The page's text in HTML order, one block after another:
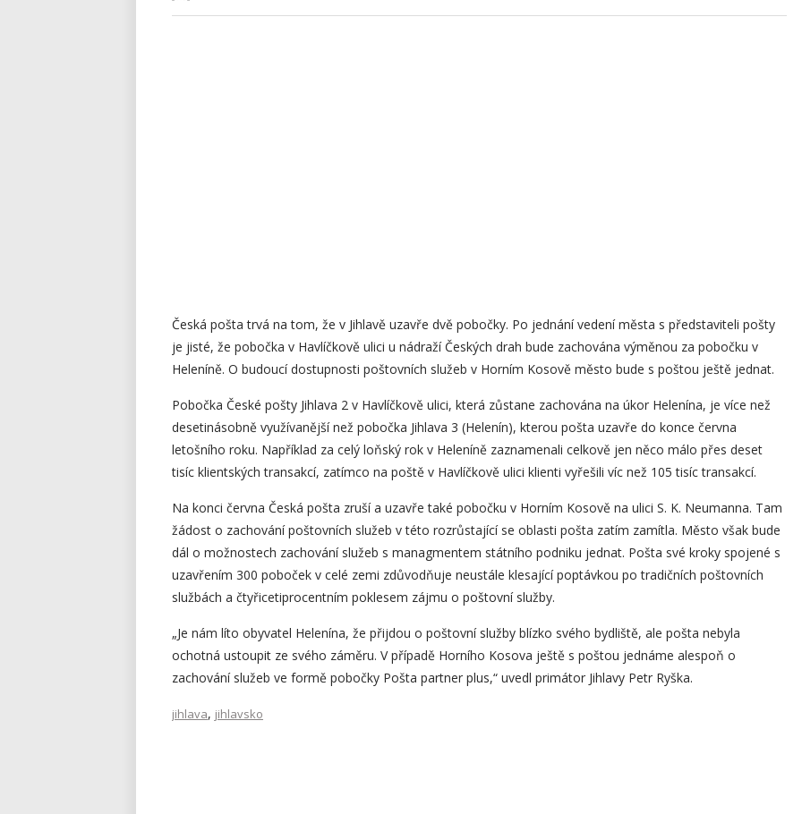
Česká pošta trvá na tom, že v Jihlavě uzavře dvě pobočky. Po jednání vedení města s představiteli pošty
je jisté, že pobočka v Havlíčkově ulici u nádraží Českých drah bude zachována výměnou za pobočku v
Heleníně. O budoucí dostupnosti poštovních služeb v Horním Kosově město bude s poštou ještě jednat.
Pobočka České pošty Jihlava 2 v Havlíčkově ulici, která zůstane zachována na úkor Helenína, je více než
desetinásobně využívanější než pobočka Jihlava 3 (Helenín), kterou pošta uzavře do konce června
letošního roku. Například za celý loňský rok v Heleníně zaznamenali celkově jen něco málo přes deset
tisíc klientských transakcí, zatímco na poště v Havlíčkově ulici klienti vyřešili víc než 105 tisíc transakcí.
Na konci června Česká pošta zruší a uzavře také pobočku v Horním Kosově na ulici S. K. Neumanna. Tam
žádost o zachování poštovních služeb v této rozrůstající se oblasti pošta zatím zamítla. Město však bude
dál o možnostech zachování služeb s managmentem státního podniku jednat. Pošta své kroky spojené s
uzavřením 300 poboček v celé zemi zdůvodňuje neustále klesající poptávkou po tradičních poštovních
službách a čtyřicetiprocentním poklesem zájmu o poštovní služby.
„Je nám líto obyvatel Helenína, že přijdou o poštovní služby blízko svého bydliště, ale pošta nebyla
ochotná ustoupit ze svého záměru. V případě Horního Kosova ještě s poštou jednáme alespoň o
zachování služeb ve formě pobočky Pošta partner plus,“ uvedl primátor Jihlavy Petr Ryška.
jihlava, jihlavsko